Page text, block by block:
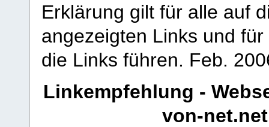
Erklärung gilt für alle auf
angezeigten Links und
die Links führen. Feb.
Linkempfehlung -
von-net.net